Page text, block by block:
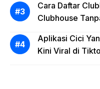
Cara Daftar
Clubhouse
Aplikasi Cici
Kini Viral di